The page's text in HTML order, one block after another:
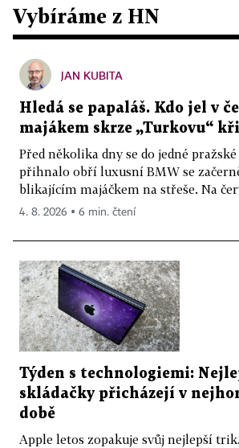
Vybíráme z HN
JAN KUBITA
Hledá se papaláš. Kdo jel v
majákem skrze „Turkovu“
Před několika dny se do jedné
přihnalo obří luxusní BMW se
blikajícím majáčkem na střeše. Na
4. 8. 2026 ▪ 6 min. čtení
Týden s technologiemi:
skládačky přicházejí v
době
Apple letos zopakuje svůj nejlepší